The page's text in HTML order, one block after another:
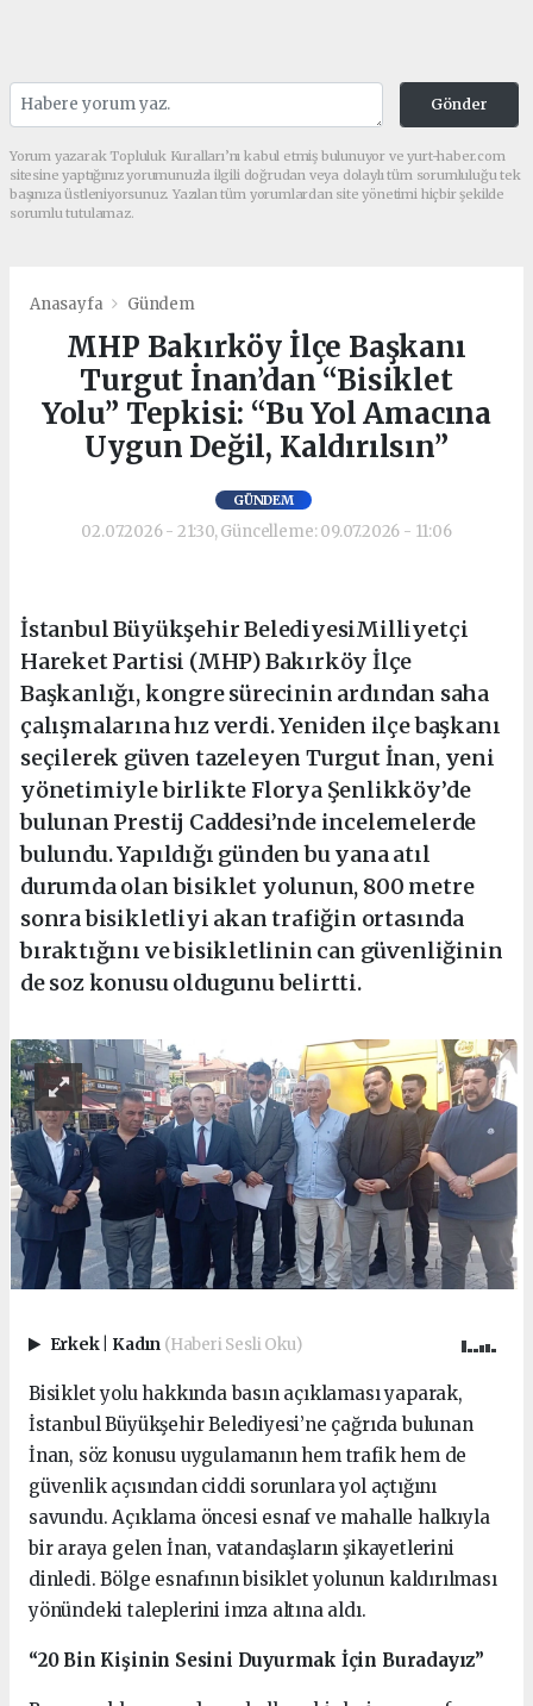
Gönder
Yorum yazarak Topluluk Kuralları’nı kabul etmiş bulunuyor ve yurt-haber.com
sitesine yaptığınız yorumunuzla ilgili doğrudan veya dolaylı tüm sorumluluğu tek
başınıza üstleniyorsunuz. Yazılan tüm yorumlardan site yönetimi hiçbir şekilde
sorumlu tutulamaz.
Anasayfa Gündem
MHP Bakırköy İlçe Başkanı
Turgut İnan’dan “Bisiklet
Yolu” Tepkisi: “Bu Yol Amacına
Uygun Değil, Kaldırılsın”
GÜNDEM
02.07.2026 - 21:30, Güncelleme: 09.07.2026 - 11:06
İstanbul Büyükşehir BelediyesiMilliyetçi
Hareket Partisi (MHP) Bakırköy İlçe
Başkanlığı, kongre sürecinin ardından saha
çalışmalarına hız verdi. Yeniden ilçe başkanı
seçilerek güven tazeleyen Turgut İnan, yeni
yönetimiyle birlikte Florya Şenlikköy’de
bulunan Prestij Caddesi’nde incelemelerde
bulundu. Yapıldığı günden bu yana atıl
durumda olan bisiklet yolunun, 800 metre
sonra bisikletliyi akan trafiğin ortasında
bıraktığını ve bisikletlinin can güvenliğinin
de soz konusu oldugunu belirtti.
Erkek Kadın (Haberi Sesli Oku)
Bisiklet yolu hakkında basın açıklaması yaparak,
İstanbul Büyükşehir Belediyesi’ne çağrıda bulunan
İnan, söz konusu uygulamanın hem trafik hem de
güvenlik açısından ciddi sorunlara yol açtığını
savundu. Açıklama öncesi esnaf ve mahalle halkıyla
bir araya gelen İnan, vatandaşların şikayetlerini
dinledi. Bölge esnafının bisiklet yolunun kaldırılması
yönündeki taleplerini imza altına aldı.
“20 Bin Kişinin Sesini Duyurmak İçin Buradayız”